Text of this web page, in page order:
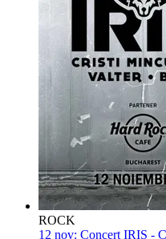
ROCK
12 nov: Concert IRIS -